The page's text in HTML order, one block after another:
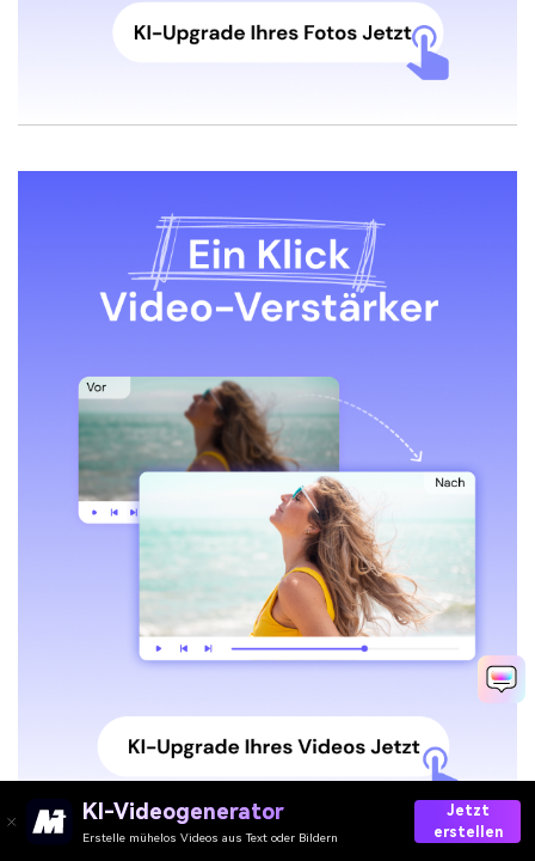
KI-Videogenerator
Erstelle mühelos Videos aus Text oder Bildern
Jetzt
erstellen